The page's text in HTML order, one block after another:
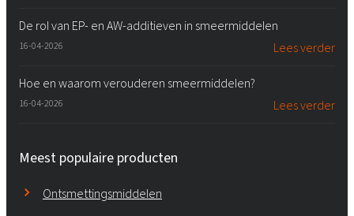
De rol van EP- en AW-additieven in smeermiddelen
16-04-2026 Lees verder
Hoe en waarom verouderen smeermiddelen?
16-04-2026 Lees verder
Meest populaire producten
Ontsmettingsmiddelen